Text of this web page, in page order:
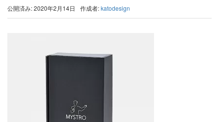
公開済み: 2020年2月14日 作成者:katodesign